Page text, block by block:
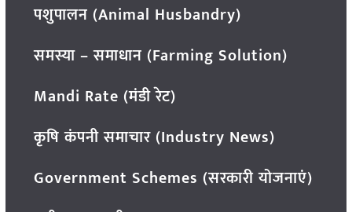
पशुपालन (Animal Husbandry)
समस्या – समाधान (Farming Solution)
Mandi Rate (मंडी रेट)
कृषि कंपनी समाचार (Industry News)
Government Schemes (सरकारी योजनाएं)